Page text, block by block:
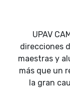
UPAV
direcciones
maestras y
más que un
la gran